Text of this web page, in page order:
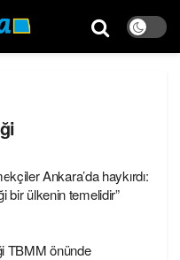
Ankara’da haykırdı:
bir ülkenin temelidir”
TBMM önünde